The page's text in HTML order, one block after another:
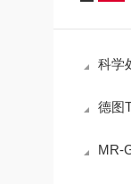
科学处置
德图
MR-G310放